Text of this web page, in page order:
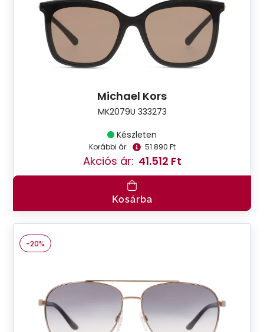
Michael Kors
MK2079U 333273
Készleten
Korábbi ár: 51.890 Ft
Akciós ár: 41.512 Ft
Kosárba
-20%